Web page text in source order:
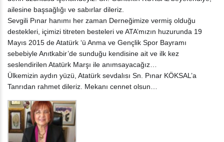
ailesine başsağlığı ve sabırlar dileriz.
Sevgili Pınar hanımı her zaman Derneğimize vermiş olduğu
destekleri, içimizi titreten besteleri ve ATA’mızın huzurunda 19
Mayıs 2015 de Atatürk ‘ü Anma ve Gençlik Spor Bayramı
sebebiyle Anıtkabir’de sunduğu kendisine ait ve ilk kez
seslendirilen Atatürk Marşı ile anımsayacağız…
Ülkemizin aydın yüzü, Atatürk sevdalısı Sn. Pınar KÖKSAL’a
Tanrıdan rahmet dileriz. Mekanı cennet olsun…